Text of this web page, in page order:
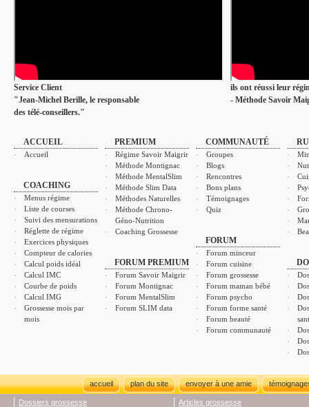
Service Client
"Jean-Michel Berille, le responsable
des télé-conseillers."
ils ont réussi leur
- Méthode Savoir
ACCUEIL
Accueil
COACHING
Menus régime
Liste de courses
Suivi des mensurations
Réglette de régime
Exercices physiques
Compteur de calories
Calcul poids idéal
Calcul IMC
Courbe de poids
Calcul IMG
Grossesse mois par
mois
PREMIUM
Régime Savoir Maigrir
Méthode Montignac
Méthode MentalSlim
Méthode Slim Data
Méthodes Naturelles
Méthode Chrono-
Géno-Nutrition
Coaching Grossesse
FORUM PREMIUM
Forum Savoir Maigrir
Forum Montignac
Forum MentalSlim
Forum SLIM data
COMMUNAUTÉ
Groupes
Blogs
Rencontres
Bons plans
Témoignages
Quiz
FORUM
Forum minceur
Forum cuisine
Forum grossesse
Forum maman bébé
Forum psycho
Forum forme santé
Forum beauté
Forum communauté
accueil plan du site envoyer à une amie
Dossiers grossesse
Articles grossesse